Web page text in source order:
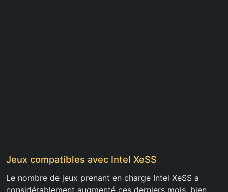
Jeux compatibles avec Intel XeSS
Le nombre de jeux prenant en charge Intel XeSS a
considérablement augmenté ces derniers mois, bien